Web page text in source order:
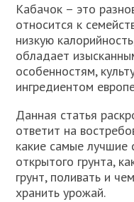
Кабачок – это
относится к
низкую
обладает
особенностям,
ингредиентом
Данная статья
ответит на
какие самые лучшие
открытого грунта,
грунт, поливать и
хранить урожай.